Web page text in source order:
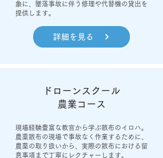
象に、墜落事故に伴う修理や代替機の貸出を
提供します。
詳細を見る
ドローンスクール
農業コース
​現場経験豊富な教官から学ぶ散布のイロハ。
農薬散布の現場で事故なく作業するために、
農薬の取り扱いから、実際の散布における留
意事項まで丁寧にレクチャーします。